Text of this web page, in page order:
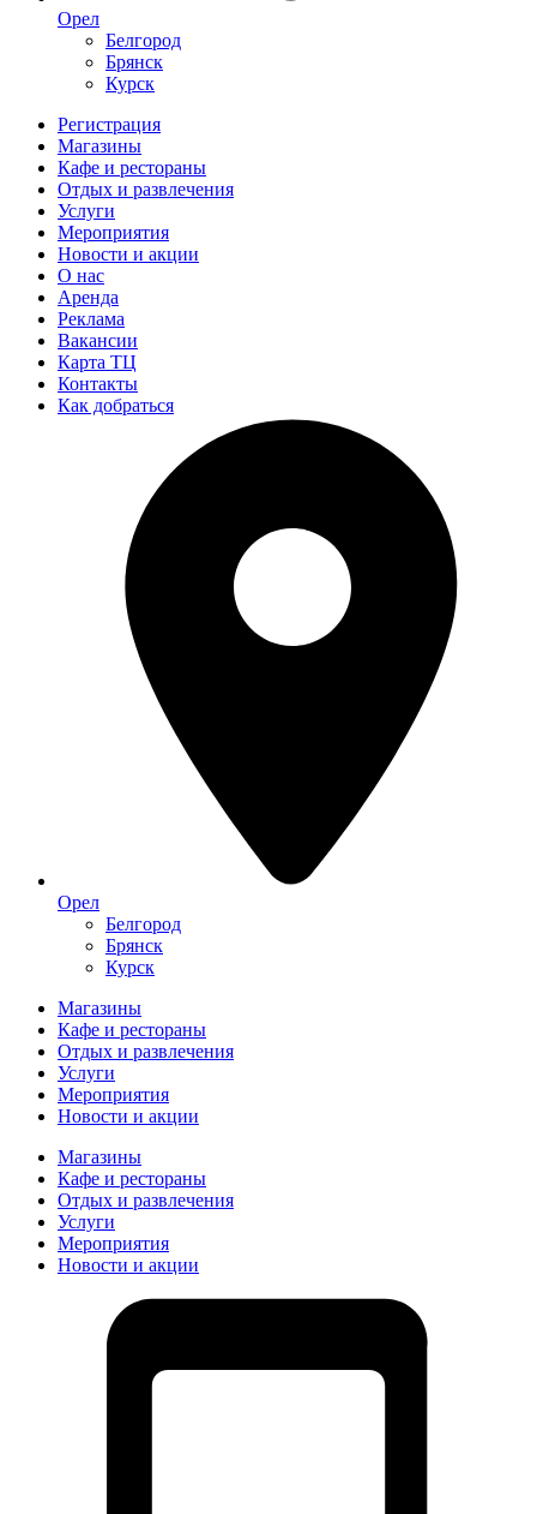
Орел
Белгород
Брянск
Курск
Регистрация
Магазины
Кафе и рестораны
Отдых и развлечения
Услуги
Мероприятия
Новости и акции
О нас
Аренда
Реклама
Вакансии
Карта ТЦ
Контакты
Как добраться
Орел
Белгород
Брянск
Курск
Магазины
Кафе и рестораны
Отдых и развлечения
Услуги
Мероприятия
Новости и акции
Магазины
Кафе и рестораны
Отдых и развлечения
Услуги
Мероприятия
Новости и акции